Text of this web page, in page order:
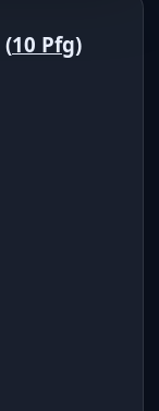
(10 Pfg)